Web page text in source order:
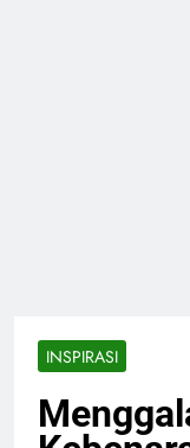
INSPIRASI